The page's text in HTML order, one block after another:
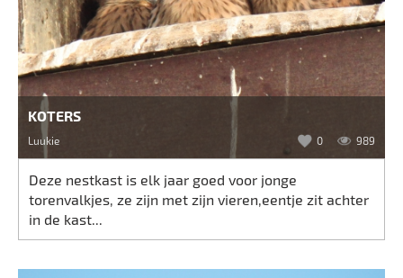
KOTERS
Luukie 0 989
Deze nestkast is elk jaar goed voor jonge
torenvalkjes, ze zijn met zijn vieren,eentje zit achter
in de kast...